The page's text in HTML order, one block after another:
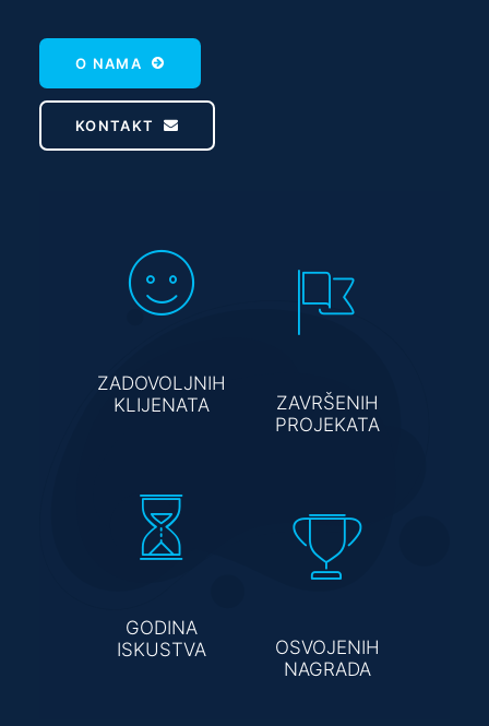
O NAMA
KONTAKT
ZADOVOLJNIH
KLIJENATA
ZAVRŠENIH
PROJEKATA
GODINA
ISKUSTVA
OSVOJENIH
NAGRADA